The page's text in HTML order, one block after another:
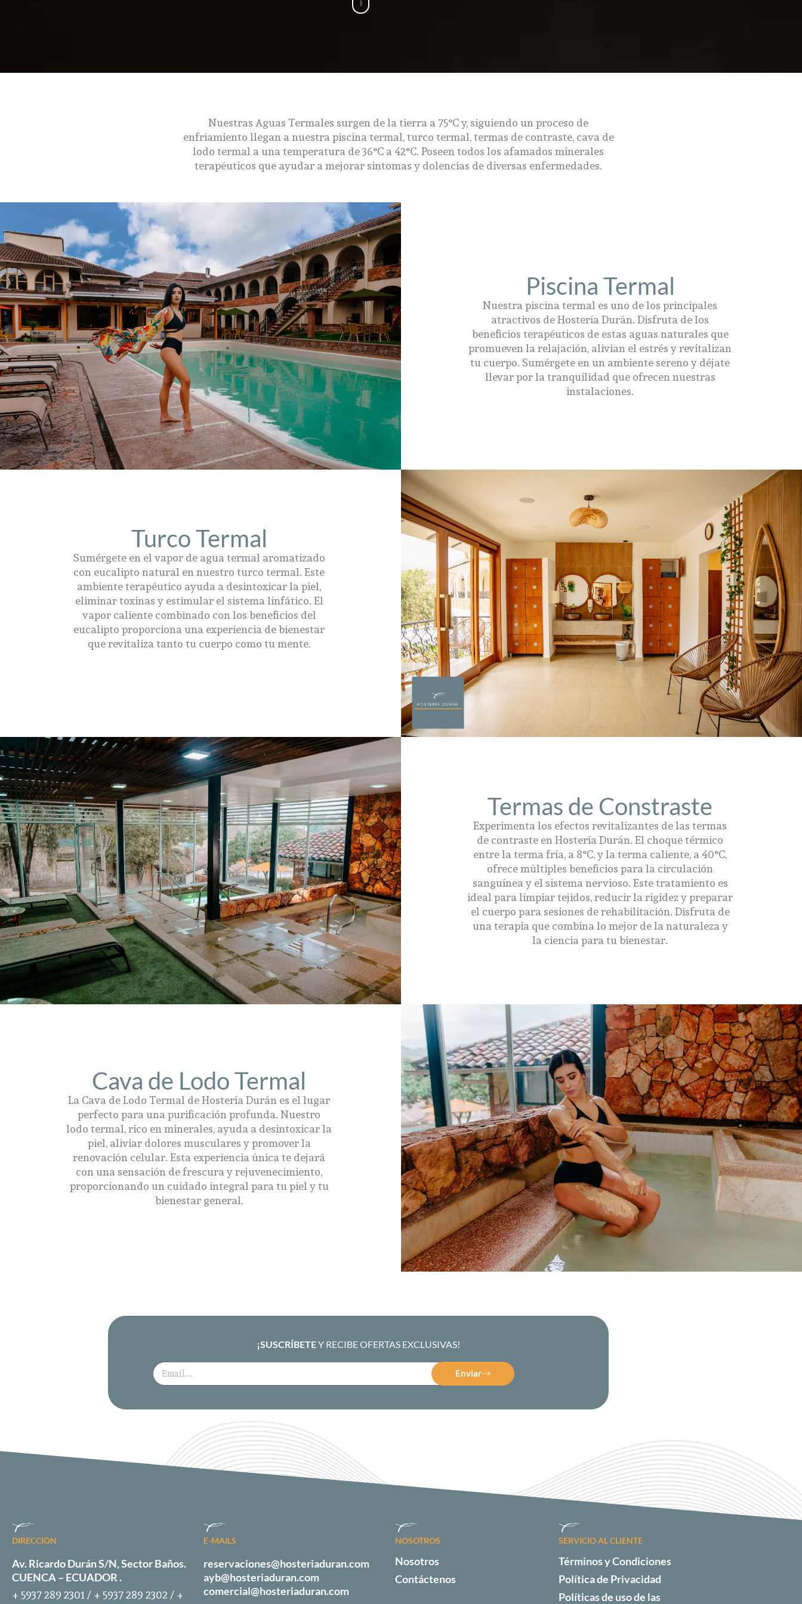
Nuestras Aguas Termales surgen de la tierra a 75°C y, siguiendo un proceso de
enfriamiento llegan a nuestra piscina termal, turco termal, termas de contraste, cava de
lodo termal a una temperatura de 36°C a 42°C. Poseen todos los afamados minerales
terapéuticos que ayudar a mejorar sintomas y dolencias de diversas enfermedades.
Piscina Termal
Nuestra piscina termal es uno de los principales
atractivos de Hostería Durán. Disfruta de los
beneficios terapéuticos de estas aguas naturales que
promueven la relajación, alivian el estrés y revitalizan
tu cuerpo. Sumérgete en un ambiente sereno y déjate
llevar por la tranquilidad que ofrecen nuestras
instalaciones.
Turco Termal
Sumérgete en el vapor de agua termal aromatizado
con eucalipto natural en nuestro turco termal. Este
ambiente terapéutico ayuda a desintoxicar la piel,
eliminar toxinas y estimular el sistema linfático. El
vapor caliente combinado con los beneficios del
eucalipto proporciona una experiencia de bienestar
que revitaliza tanto tu cuerpo como tu mente.
Termas de Constraste
Experimenta los efectos revitalizantes de las termas
de contraste en Hostería Durán. El choque térmico
entre la terma fría, a 8°C, y la terma caliente, a 40°C,
ofrece múltiples beneficios para la circulación
sanguínea y el sistema nervioso. Este tratamiento es
ideal para limpiar tejidos, reducir la rigidez y preparar
el cuerpo para sesiones de rehabilitación. Disfruta de
una terapia que combina lo mejor de la naturaleza y
la ciencia para tu bienestar.
Cava de Lodo Termal
La Cava de Lodo Termal de Hostería Durán es el lugar
perfecto para una purificación profunda. Nuestro
lodo termal, rico en minerales, ayuda a desintoxicar la
piel, aliviar dolores musculares y promover la
renovación celular. Esta experiencia única te dejará
con una sensación de frescura y rejuvenecimiento,
proporcionando un cuidado integral para tu piel y tu
bienestar general.
¡SUSCRÍBETEY RECIBE OFERTAS EXCLUSIVAS!
Enviar
DIRECCIÓN
Av. Ricardo Durán S/N, Sector Baños.
CUENCA – ECUADOR .
+ 5937 289 2301 / + 5937 289 2302 / +
E-MAILS
reservaciones@hosteriaduran.com
ayb@hosteriaduran.com
comercial@hosteriaduran.com
NOSOTROS
Nosotros
Contáctenos
SERVICIO AL CLIENTE
Términos y Condiciones
Política de Privacidad
Políticas de uso de las